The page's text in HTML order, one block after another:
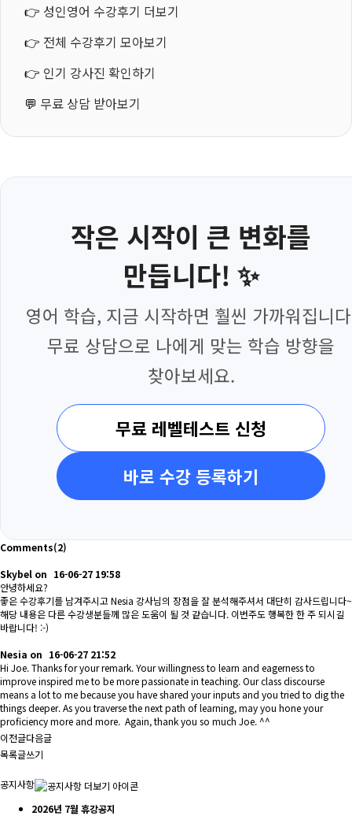
👉 성인영어 수강후기 더보기
👉 전체 수강후기 모아보기
👉 인기 강사진 확인하기
💬 무료 상담 받아보기
작은 시작이 큰 변화를
만듭니다! ✨
영어 학습, 지금 시작하면 훨씬 가까워집니
무료 상담으로 나에게 맞는 학습 방향을
찾아보세요.
무료 레벨테스트 신청
바로 수강 등록하기
Comments(2)
Skybel on 16-06-27 19:58
안녕하세요?
좋은 수강후기를 남겨주시고 Nesia 강사님의 장점을 잘 분석해주셔서 대단히 감사드립니다~
해당 내용은 다른 수강생분들께 많은 도움이 될 것 같습니다. 이번주도 행복한 한 주 되시길
바랍니다! :-)
Nesia on 16-06-27 21:52
Hi Joe. Thanks for your remark. Your willingness to learn and eagerness to
improve inspired me to be more passionate in teaching. Our class discourse
means a lot to me because you have shared your inputs and you tried to dig the
things deeper. As you traverse the next path of learning, may you hone your
proficiency more and more. Again, thank you so much Joe. ^^
이전글다음글
목록글쓰기
공지사항
2026년 7월 휴강공지